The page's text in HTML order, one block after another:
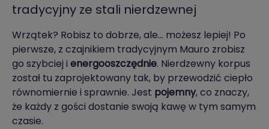
tradycyjny ze stali nierdzewnej
Wrzątek? Robisz to dobrze, ale… możesz lepiej! Po
pierwsze, z czajnikiem tradycyjnym Mauro zrobisz
go szybciej i energooszczędnie. Nierdzewny korpus
został tu zaprojektowany tak, by przewodzić ciepło
równomiernie i sprawnie. Jest pojemny, co znaczy,
że każdy z gości dostanie swoją kawę w tym samym
czasie.